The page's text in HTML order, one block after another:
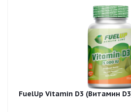
FuelUp Vitamin D3 (Витамин